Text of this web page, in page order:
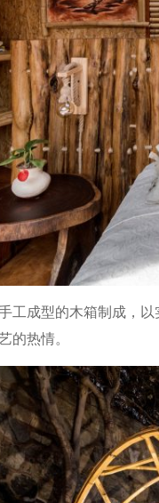
工成型的木箱制成，
的热情。